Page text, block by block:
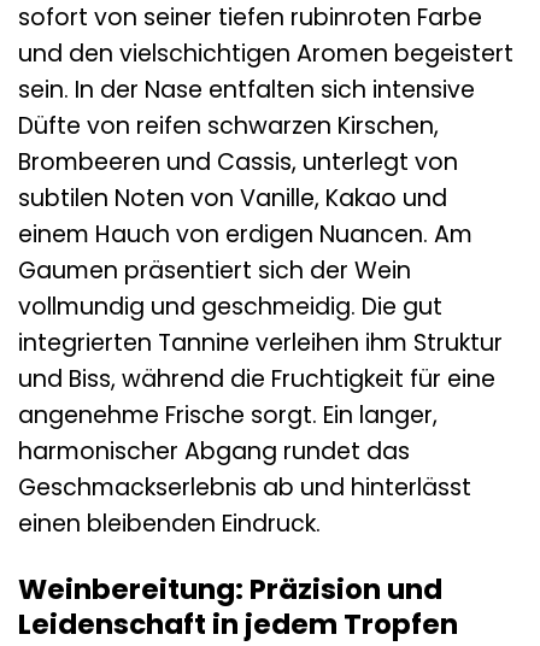
sofort von seiner tiefen rubinroten Farbe
und den vielschichtigen Aromen begeistert
sein. In der Nase entfalten sich intensive
Düfte von reifen schwarzen Kirschen,
Brombeeren und Cassis, unterlegt von
subtilen Noten von Vanille, Kakao und
einem Hauch von erdigen Nuancen. Am
Gaumen präsentiert sich der Wein
vollmundig und geschmeidig. Die gut
integrierten Tannine verleihen ihm Struktur
und Biss, während die Fruchtigkeit für eine
angenehme Frische sorgt. Ein langer,
harmonischer Abgang rundet das
Geschmackserlebnis ab und hinterlässt
einen bleibenden Eindruck.
Weinbereitung: Präzision und
Leidenschaft in jedem Tropfen